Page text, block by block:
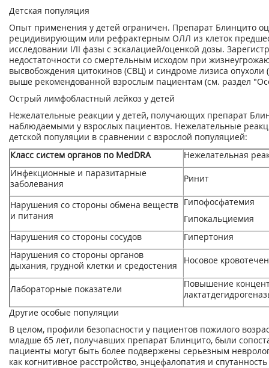
Детская популяция
Опыт применения у детей ограничен. Препарат Блинцито
рецидивирующим или рефрактерным ОЛЛ из клеток
исследовании I/II фазы с эскалацией/оценкой дозы.
недостаточности со смертельным исходом при
высвобождения цитокинов (СВЦ) и синдроме лизиса
выше рекомендованной взрослым пациентам (см. раздел
Острый лимфобластный лейкоз у детей
Нежелательные реакции у детей, получающих препарат
наблюдаемыми у взрослых пациентов. Нежелательные
детской популяции в сравнении с взрослой популяцией:
Класс систем органов по MedDRA
Нежелательная
Инфекционные и паразитарные
заболевания
Ринит
Нарушения со стороны обмена веществ
и питания
Гипофосфатемия
Гипокальциемия
Нарушения со стороны сосудов
Гипертония
Нарушения со стороны органов
дыхания, грудной клетки и средостения
Носовое
Лабораторные показатели
Повышение
Другие особые популяции
В целом, профили безопасности у пациентов пожилого
младше 65 лет, получавших препарат Блинцито, были
пациенты могут быть более подвержены серьезным
как когнитивное расстройство, энцефалопатия и